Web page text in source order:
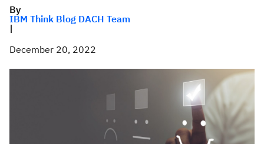
By
IBM Think Blog DACH Team
|
December 20, 2022